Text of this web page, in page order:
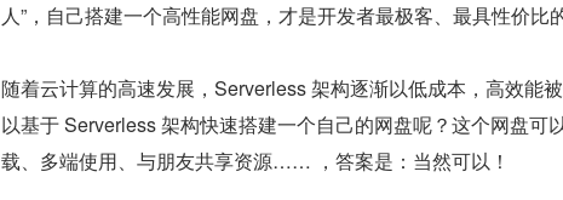
人”，自己搭建一个高性能网盘，才是开发者最极客、最具性价比
随着云计算的高速发展，Serverless 架构逐渐以低成本，高效能
以基于 Serverless 架构快速搭建一个自己的网盘呢？这个网盘可
载、多端使用、与朋友共享资源…… ，答案是：当然可以！